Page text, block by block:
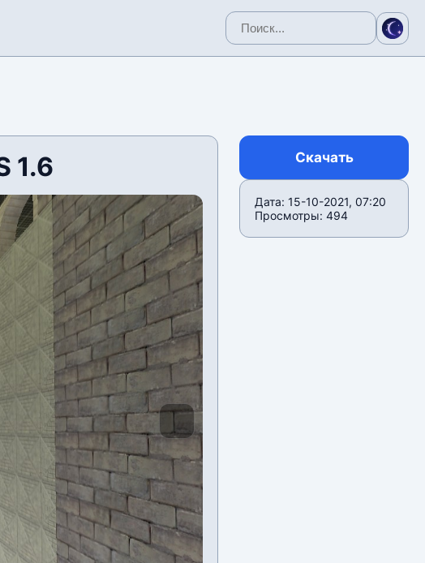
1.6 Скачать
Дата: 15-10-2021, 07:20
Просмотры: 494